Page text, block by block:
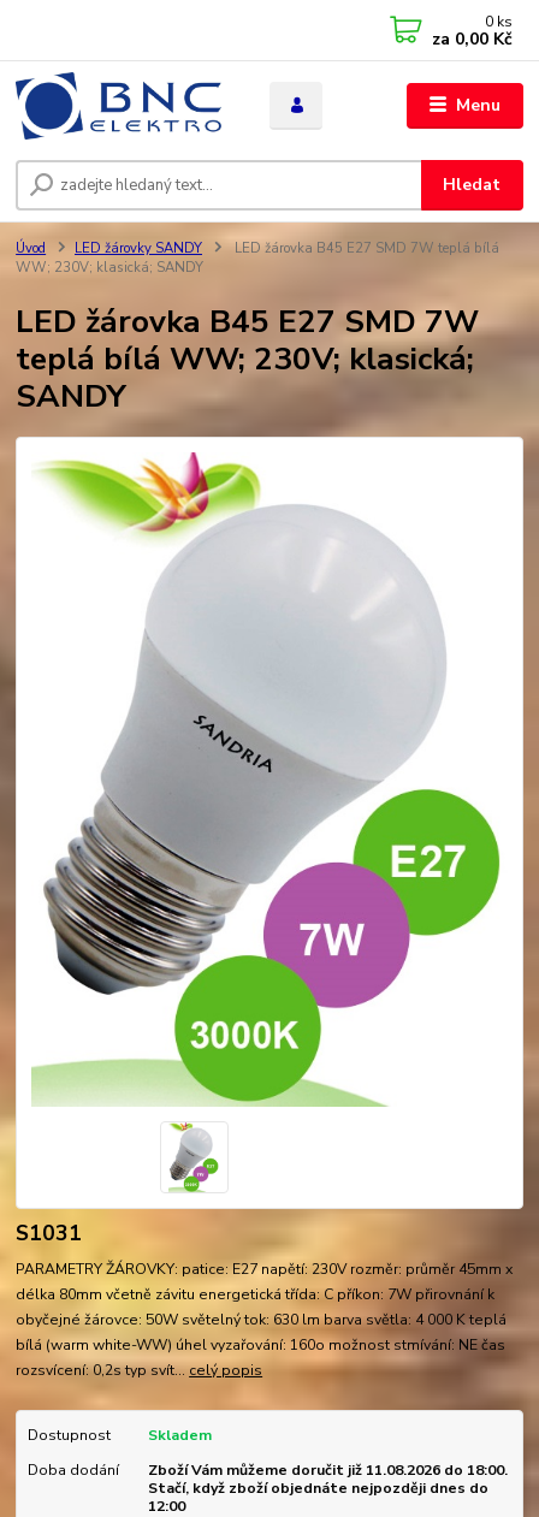
Menu
Hledat
0 ks
za 0,00 Kč
Úvod LED žárovky SANDY
LED žárovka B45 E27 SMD 7W teplá bílá
WW; 230V; klasická; SANDY
LED žárovka B45 E27 SMD 7W
teplá bílá WW; 230V; klasická;
SANDY
S1031
PARAMETRY ŽÁROVKY: patice: E27 napětí: 230V rozměr: průměr 45mm x
délka 80mm včetně závitu energetická třída: C příkon: 7W přirovnání k
obyčejné žárovce: 50W světelný tok: 630 lm barva světla: 4 000 K teplá
bílá (warm white-WW) úhel vyzařování: 160o možnost stmívání: NE čas
rozsvícení: 0,2s typ svít...celý popis
Dostupnost
Skladem
Doba dodání
Zboží Vám můžeme doručit již 11.08.2026 do 18:00.
Stačí, když zboží objednáte nejpozději dnes do
12:00